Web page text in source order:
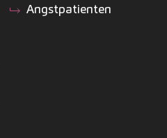
Angstpatienten